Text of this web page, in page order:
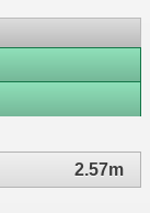
2.57m